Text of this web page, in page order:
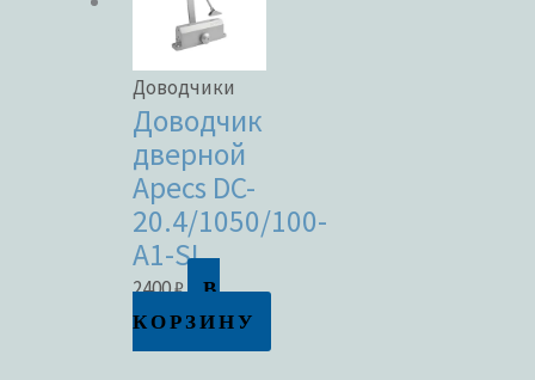
Доводчики
Доводчик
дверной
Apecs DC-
20.4/1050/100-
A1-SL
2400₽
В
КОРЗИНУ